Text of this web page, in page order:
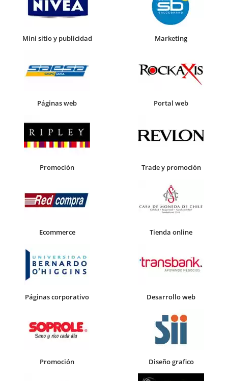
Mini sitio y publicidad Marketing
Páginas web Portal web
Promoción Trade y promoción
Ecommerce Tienda online
Páginas corporativo Desarrollo web
Promoción Diseño grafico